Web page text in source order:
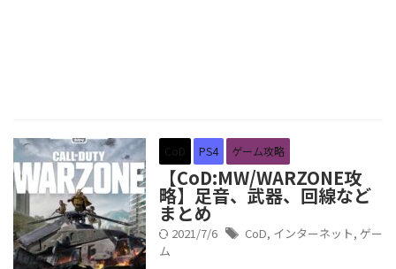
CoD PS4 ゲーム攻略
【CoD:MW/WARZONE攻
略】足音、武器、回線など
まとめ
2021/7/6 CoD, インターネット, ゲー
ム